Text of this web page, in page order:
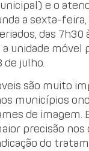
e o
a sexta-feira,
das 7h30
a unidade móvel
de julho.
são muito
municípios
de imagem.
precisão nos
do